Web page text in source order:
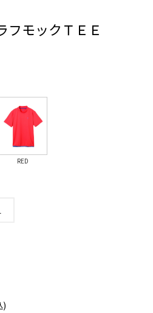
フモックＴＥＥ
RED
)